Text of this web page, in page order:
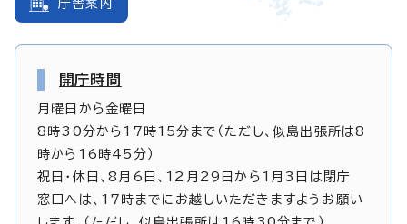
庁舎案内
開庁時間
月曜日から金曜日
8時30分から17時15分まで（ただし、似島出張所は8
時から16時45分）
祝日・休日、8月6日、12月29日から1月3日は閉庁
窓口へは、17時までにお越しいただきますようお願い